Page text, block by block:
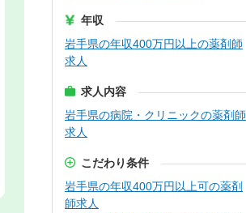
年収
岩手県の年収400万円以上の薬剤師
求人
求人内容
岩手県の病院・クリニックの薬剤師
求人
こだわり条件
岩手県の年収400万円以上可の薬剤
師求人